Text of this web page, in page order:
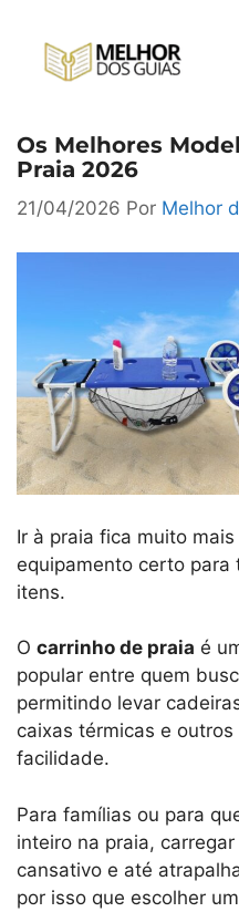
Os Melhores
Praia 2026
21/04/2026 Por Melhor
Ir à praia fica muito
equipamento certo
itens.
O carrinho de praia é
popular entre quem
permitindo levar
caixas térmicas e
facilidade.
Para famílias ou para
inteiro na praia,
cansativo e até
por isso que escolher um